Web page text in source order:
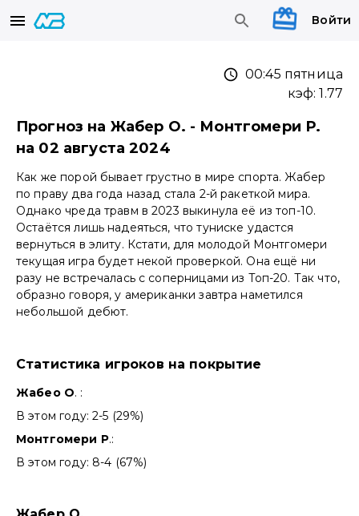
Войти
00:45 пятница
кэф:1.77
Прогноз на Жабер О. - Монтгомери Р.
на 02 августа 2024
Как же порой бывает грустно в мире спорта. Жабер
по праву два года назад стала 2-й ракеткой мира.
Однако чреда травм в 2023 выкинула её из топ-10.
Остаётся лишь надеяться, что туниске удастся
вернуться в элиту. Кстати, для молодой Монтгомери
текущая игра будет некой проверкой. Она ещё ни
разу не встречалась с соперницами из Топ-20. Так что,
образно говоря, у американки завтра наметился
небольшой дебют.
Статистика игроков на покрытие
Жабео О. :
В этом году: 2-5 (29%)
Монтгомери Р.:
В этом году: 8-4 (67%)